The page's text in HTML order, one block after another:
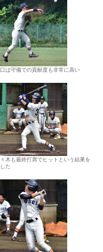
は守備での貢献度も非常に高い
木も最終打席でヒットという結果を
た